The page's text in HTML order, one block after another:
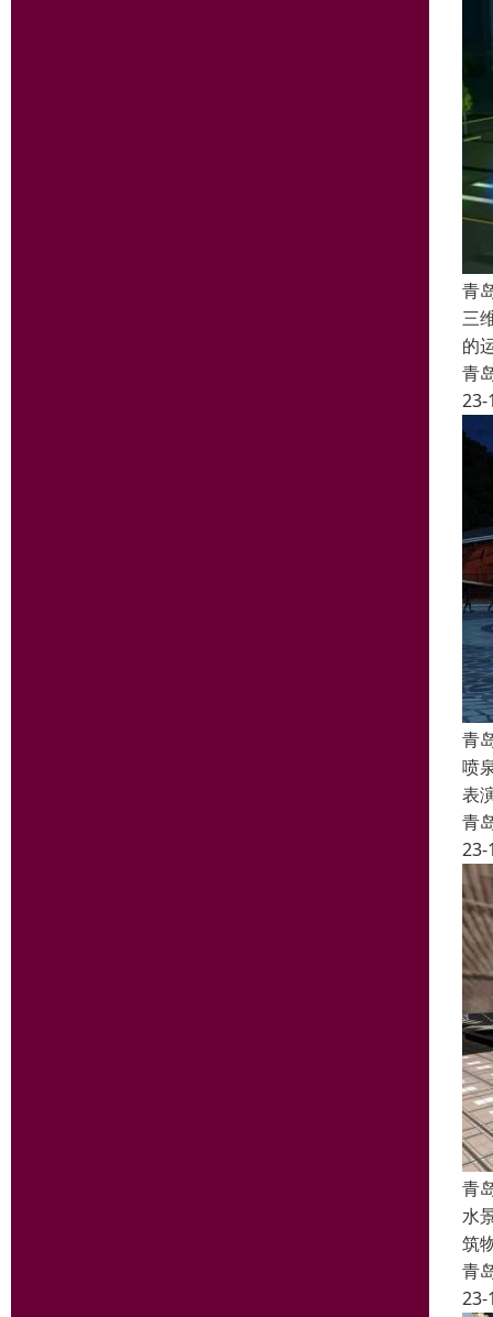
青
三
的
青
23-
青
喷
表
青
23-
青
水
筑
青
23-